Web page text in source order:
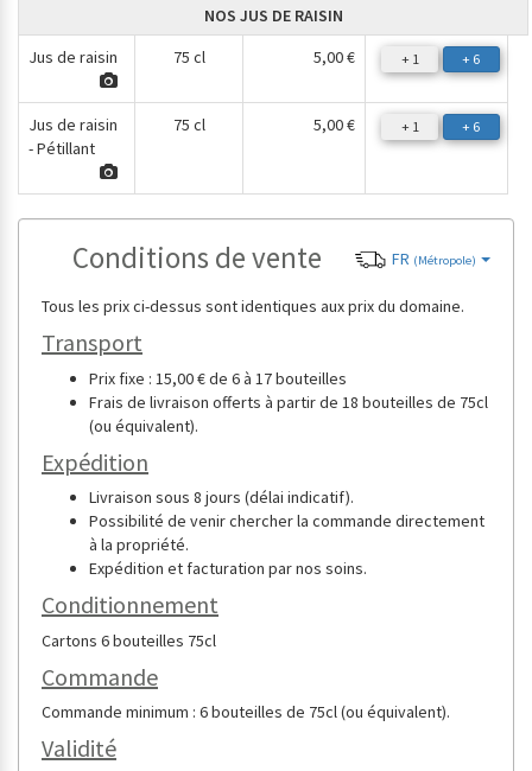
NOS JUS DE RAISIN
Jus de raisin
75 cl 5,00 € + 1 + 6
Jus de raisin
- Pétillant
75 cl 5,00 € + 1 + 6
FR (Métropole)
Conditions de vente
Tous les prix ci-dessus sont identiques aux prix du domaine.
Transport
Prix fixe : 15,00 € de 6 à 17 bouteilles
Frais de livraison offerts à partir de 18 bouteilles de 75cl
(ou équivalent).
Expédition
Livraison sous 8 jours (délai indicatif).
Possibilité de venir chercher la commande directement
à la propriété.
Expédition et facturation par nos soins.
Conditionnement
Cartons 6 bouteilles 75cl
Commande
Commande minimum : 6 bouteilles de 75cl (ou équivalent).
Validité